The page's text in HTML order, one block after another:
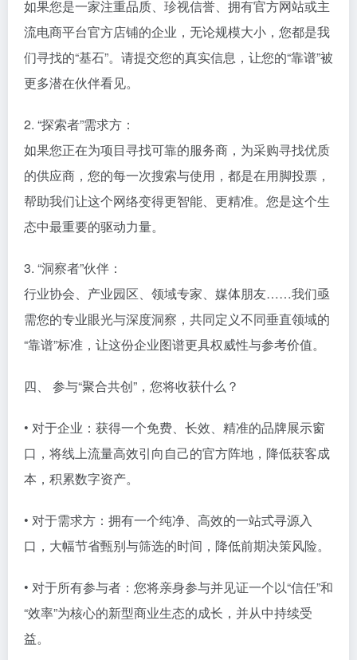
如果您是一家注重品质、珍视信誉、拥有官方网站或主
流电商平台官方店铺的企业，无论规模大小，您都是我
们寻找的“基石”。请提交您的真实信息，让您的“靠谱”被
更多潜在伙伴看见。
2. “探索者”需求方：
如果您正在为项目寻找可靠的服务商，为采购寻找优质
的供应商，您的每一次搜索与使用，都是在用脚投票，
帮助我们让这个网络变得更智能、更精准。您是这个生
态中最重要的驱动力量。
3. “洞察者”伙伴：
行业协会、产业园区、领域专家、媒体朋友……我们亟
需您的专业眼光与深度洞察，共同定义不同垂直领域的
“靠谱”标准，让这份企业图谱更具权威性与参考价值。
四、 参与“聚合共创”，您将收获什么？
• 对于企业：获得一个免费、长效、精准的品牌展示窗
口，将线上流量高效引向自己的官方阵地，降低获客成
本，积累数字资产。
• 对于需求方：拥有一个纯净、高效的一站式寻源入
口，大幅节省甄别与筛选的时间，降低前期决策风险。
• 对于所有参与者：您将亲身参与并见证一个以“信任”和
“效率”为核心的新型商业生态的成长，并从中持续受
益。